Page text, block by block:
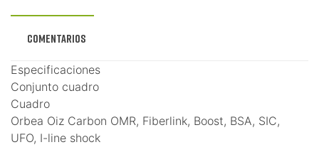
Comentarios
Especificaciones
Conjunto cuadro
Cuadro
Orbea Oiz Carbon OMR, Fiberlink, Boost, BSA, SIC,
UFO, I-line shock